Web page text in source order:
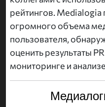
рейтингов. Medialogia
огромного объема
пользователя,
оценить результаты
мониторинге и